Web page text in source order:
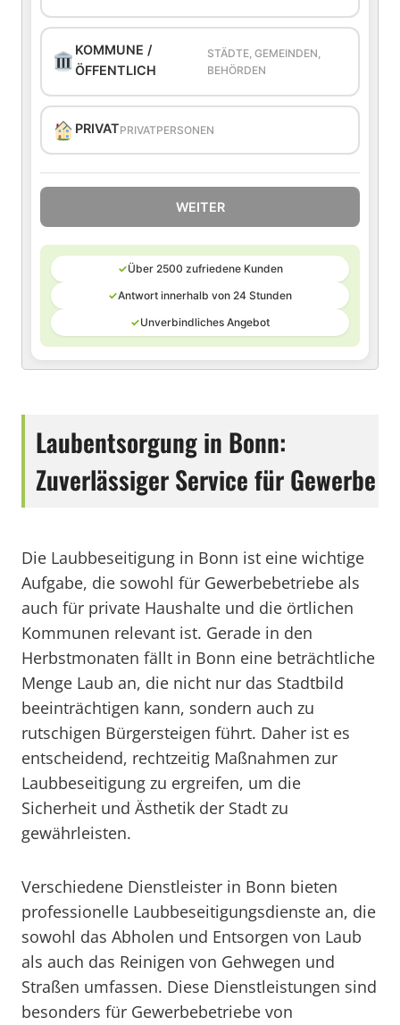
KOMMUNE /
ÖFFENTLICH
STÄDTE, GEMEINDEN,
BEHÖRDEN
PRIVATPRIVATPERSONEN
WEITER
✓Über 2500 zufriedene Kunden
✓Antwort innerhalb von 24 Stunden
✓Unverbindliches Angebot
Laubentsorgung in Bonn:
Zuverlässiger Service für Gewerbe
Die Laubbeseitigung in Bonn ist eine wichtige
Aufgabe, die sowohl für Gewerbebetriebe als
auch für private Haushalte und die örtlichen
Kommunen relevant ist. Gerade in den
Herbstmonaten fällt in Bonn eine beträchtliche
Menge Laub an, die nicht nur das Stadtbild
beeinträchtigen kann, sondern auch zu
rutschigen Bürgersteigen führt. Daher ist es
entscheidend, rechtzeitig Maßnahmen zur
Laubbeseitigung zu ergreifen, um die
Sicherheit und Ästhetik der Stadt zu
gewährleisten.
Verschiedene Dienstleister in Bonn bieten
professionelle Laubbeseitigungsdienste an, die
sowohl das Abholen und Entsorgen von Laub
als auch das Reinigen von Gehwegen und
Straßen umfassen. Diese Dienstleistungen sind
besonders für Gewerbebetriebe von